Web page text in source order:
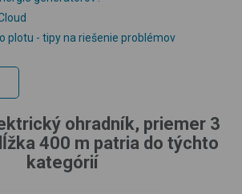
plotu - tipy na riešenie problémov
ohradník, priemer 3
400 m patria do týchto
kategórií